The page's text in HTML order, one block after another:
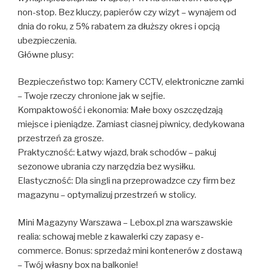
non-stop. Bez kluczy, papierów czy wizyt – wynajem od
dnia do roku, z 5% rabatem za dłuższy okres i opcją
ubezpieczenia.
Główne plusy:
Bezpieczeństwo top: Kamery CCTV, elektroniczne zamki
– Twoje rzeczy chronione jak w sejfie.
Kompaktowość i ekonomia: Małe boxy oszczędzają
miejsce i pieniądze. Zamiast ciasnej piwnicy, dedykowana
przestrzeń za grosze.
Praktyczność: Łatwy wjazd, brak schodów – pakuj
sezonowe ubrania czy narzędzia bez wysiłku.
Elastyczność: Dla singli na przeprowadzce czy firm bez
magazynu – optymalizuj przestrzeń w stolicy.
Mini Magazyny Warszawa – Lebox.pl zna warszawskie
realia: schowaj meble z kawalerki czy zapasy e-
commerce. Bonus: sprzedaż mini kontenerów z dostawą
– Twój własny box na balkonie!